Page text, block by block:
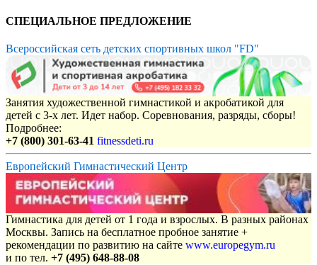
СПЕЦИАЛЬНОЕ ПРЕДЛОЖЕНИЕ
Всероссийская сеть детских спортивных школ "FD"
Занятия художественной гимнастикой и акробатикой для
детей с 3-х лет. Идет набор. Соревнования, разряды, сборы!
Подробнее:
+7 (800) 301-63-41 fitnessdeti.ru
Европейский Гимнастический Центр
Гимнастика для детей от 1 года и взрослых. В разных районах
Москвы. Запись на бесплатное пробное занятие +
рекомендации по развитию на сайте www.europegym.ru
и по тел. +7 (495) 648-88-08